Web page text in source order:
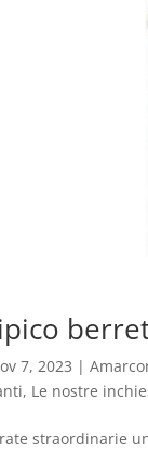
7, 2023 |
, Le nostre
straordinarie